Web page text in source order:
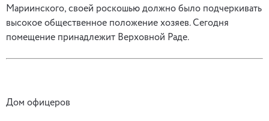
Мариинского, своей роскошью должно было подчеркивать
высокое общественное положение хозяев. Сегодня
помещение принадлежит Верховной Раде.
Дом офицеров